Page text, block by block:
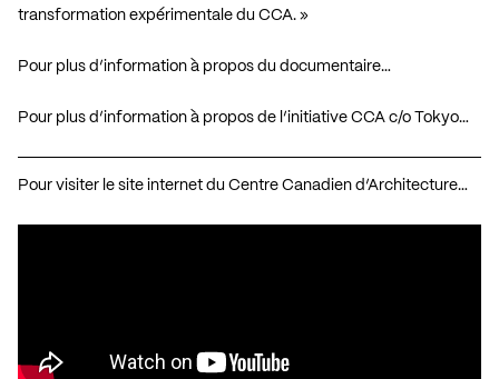
transformation expérimentale du CCA. »
Pour plus d’information à propos du documentaire…
Pour plus d’information à propos de l’initiative CCA c/o Tokyo…
Pour visiter le site internet du Centre Canadien d’Architecture…